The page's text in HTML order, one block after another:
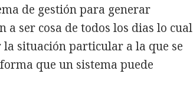
de gestión para generar
ser cosa de todos los dias lo cual
situación particular a la que se
que un sistema puede